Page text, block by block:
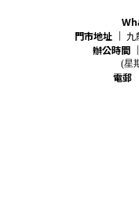
門市地址
九
辦公時間｜
(星
電郵｜